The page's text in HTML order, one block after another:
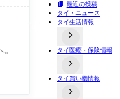
最近の投稿
タイ・ニュース
タイ生活情報
タイの事
不動産情
タイ医療・保険情報
病院情報
タイ買い物情報